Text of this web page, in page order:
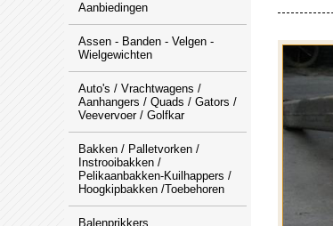
Aanbiedingen
Assen - Banden - Velgen -
Wielgewichten
Auto's / Vrachtwagens /
Aanhangers / Quads / Gators /
Veevervoer / Golfkar
Bakken / Palletvorken /
Instrooibakken /
Pelikaanbakken-Kuilhappers /
Hoogkipbakken /Toebehoren
Balenprikkers